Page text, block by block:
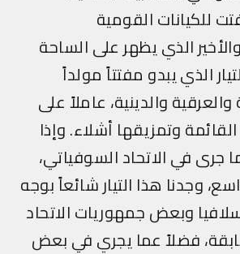
القومية
الذي يظهر على الساحة
يبدو مفتتاً مولداً
والدينية، عاملاً على
وتمزيقها أشلاء. وإذا
في الاتحاد السوفياتي،
هذا التيار شائعاً بوجه
وبعض جمهوريات الاتحاد
فضلاً عما يجري في بعض